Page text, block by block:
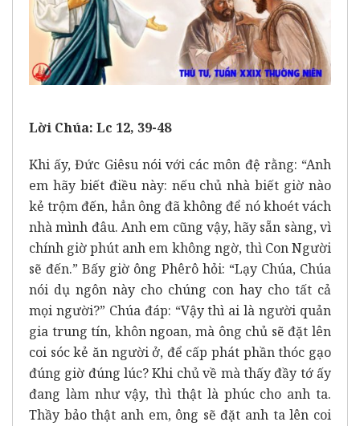
Lời Chúa: Lc 12, 39-48
Khi ấy, Đức Giêsu nói với các môn đệ rằng: “Anh
em hãy biết điều này: nếu chủ nhà biết giờ nào
kẻ trộm đến, hẳn ông đã không để nó khoét vách
nhà mình đâu. Anh em cũng vậy, hãy sẵn sàng, vì
chính giờ phút anh em không ngờ, thì Con Người
sẽ đến.” Bấy giờ ông Phêrô hỏi: “Lạy Chúa, Chúa
nói dụ ngôn này cho chúng con hay cho tất cả
mọi người?” Chúa đáp: “Vậy thì ai là người quản
gia trung tín, khôn ngoan, mà ông chủ sẽ đặt lên
coi sóc kẻ ăn người ở, để cấp phát phần thóc gạo
đúng giờ đúng lúc? Khi chủ về mà thấy đầy tớ ấy
đang làm như vậy, thì thật là phúc cho anh ta.
Thầy bảo thật anh em, ông sẽ đặt anh ta lên coi